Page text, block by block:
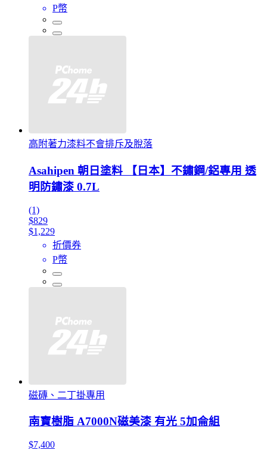
P幣
高附著力漆料不會排斥及脫落
Asahipen 朝日塗料 【日本】不鏽鋼/鋁專用 透
明防鏽漆 0.7L
(1)
$829
$1,229
折價券
P幣
磁磚、二丁掛專用
南寶樹脂 A7000N磁美漆 有光 5加侖組
$7,400